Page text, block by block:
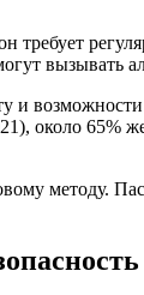
вызывать
и
около
методу.